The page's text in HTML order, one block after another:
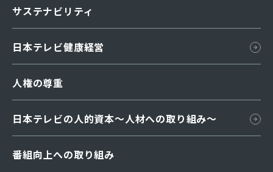
日本テレビ略史
サステナビリティ
日本テレビ健康経営
人権の尊重
日本テレビの人的資本〜人材への取り組み～
番組向上への取り組み